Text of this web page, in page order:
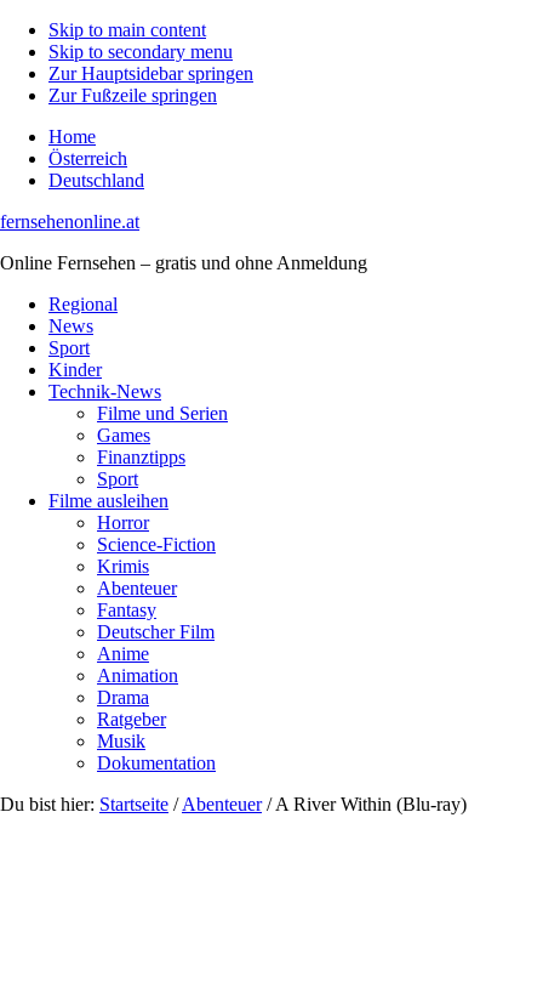
Skip to main content
Skip to secondary menu
Zur Hauptsidebar springen
Zur Fußzeile springen
Home
Österreich
Deutschland
fernsehenonline.at
Online Fernsehen – gratis und ohne Anmeldung
Regional
News
Sport
Kinder
Technik-News
Filme und Serien
Games
Finanztipps
Sport
Filme ausleihen
Horror
Science-Fiction
Krimis
Abenteuer
Fantasy
Deutscher Film
Anime
Animation
Drama
Ratgeber
Musik
Dokumentation
Du bist hier: Startseite / Abenteuer /A River Within (Blu-ray)